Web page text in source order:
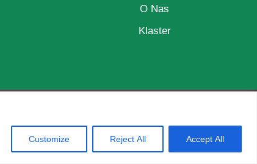
Customize Reject All Accept All
O Nas
Klaster
Tak się żyje na tej wsi!